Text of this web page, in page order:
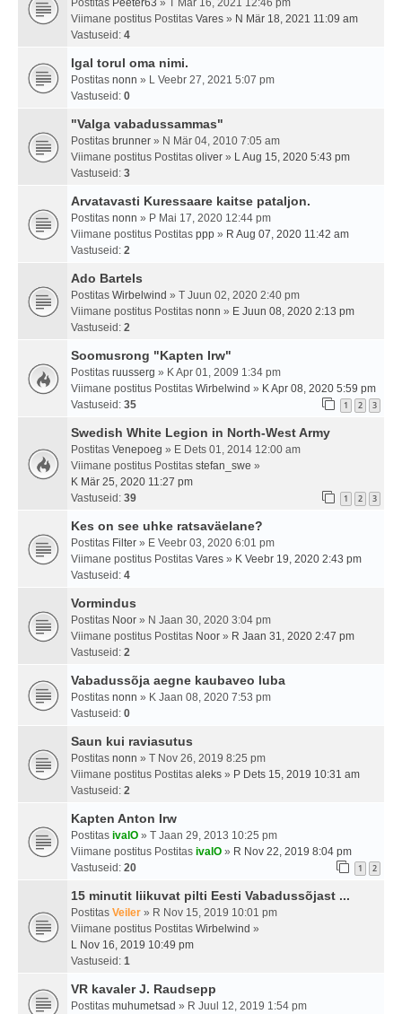
Postitas Peeter63 » T Mär 16, 2021 12:46 pm
Viimane postitus Postitas Vares » N Mär 18, 2021 11:09 am
Vastuseid: 4
Igal torul oma nimi.
Postitas nonn » L Veebr 27, 2021 5:07 pm
Vastuseid: 0
"Valga vabadussammas"
Postitas brunner » N Mär 04, 2010 7:05 am
Viimane postitus Postitas oliver » L Aug 15, 2020 5:43 pm
Vastuseid: 3
Arvatavasti Kuressaare kaitse pataljon.
Postitas nonn » P Mai 17, 2020 12:44 pm
Viimane postitus Postitas ppp » R Aug 07, 2020 11:42 am
Vastuseid: 2
Ado Bartels
Postitas Wirbelwind » T Juun 02, 2020 2:40 pm
Viimane postitus Postitas nonn » E Juun 08, 2020 2:13 pm
Vastuseid: 2
Soomusrong "Kapten Irw"
Postitas ruusserg » K Apr 01, 2009 1:34 pm
Viimane postitus Postitas Wirbelwind » K Apr 08, 2020 5:59 pm
Vastuseid: 35 1 2 3
Swedish White Legion in North-West Army
Postitas Venepoeg » E Dets 01, 2014 12:00 am
Viimane postitus Postitas stefan_swe »
K Mär 25, 2020 11:27 pm
Vastuseid: 39 1 2 3
Kes on see uhke ratsaväelane?
Postitas Filter » E Veebr 03, 2020 6:01 pm
Viimane postitus Postitas Vares » K Veebr 19, 2020 2:43 pm
Vastuseid: 4
Vormindus
Postitas Noor » N Jaan 30, 2020 3:04 pm
Viimane postitus Postitas Noor » R Jaan 31, 2020 2:47 pm
Vastuseid: 2
Vabadussõja aegne kaubaveo luba
Postitas nonn » K Jaan 08, 2020 7:53 pm
Vastuseid: 0
Saun kui raviasutus
Postitas nonn » T Nov 26, 2019 8:25 pm
Viimane postitus Postitas aleks » P Dets 15, 2019 10:31 am
Vastuseid: 2
Kapten Anton Irw
Postitas ivalO » T Jaan 29, 2013 10:25 pm
Viimane postitus Postitas ivalO » R Nov 22, 2019 8:04 pm
Vastuseid: 20 1 2
15 minutit liikuvat pilti Eesti Vabadussõjast ...
Postitas Veiler » R Nov 15, 2019 10:01 pm
Viimane postitus Postitas Wirbelwind »
L Nov 16, 2019 10:49 pm
Vastuseid: 1
VR kavaler J. Raudsepp
Postitas muhumetsad » R Juul 12, 2019 1:54 pm